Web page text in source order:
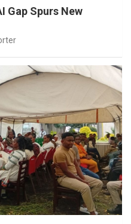
Gap Spurs New